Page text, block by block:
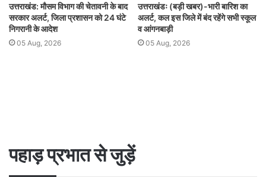
उत्तराखंड: मौसम विभाग की चेतावनी के बाद
सरकार अलर्ट, जिला प्रशासन को 24 घंटे
निगरानी के आदेश
05 Aug, 2026
उत्तराखंडः (बड़ी खबर)-भारी बारिश का
अलर्ट, कल इस जिले में बंद रहेंगे सभी स्कूल
व आंगनबाड़ी
05 Aug, 2026
पहाड़ प्रभात से जुड़ें